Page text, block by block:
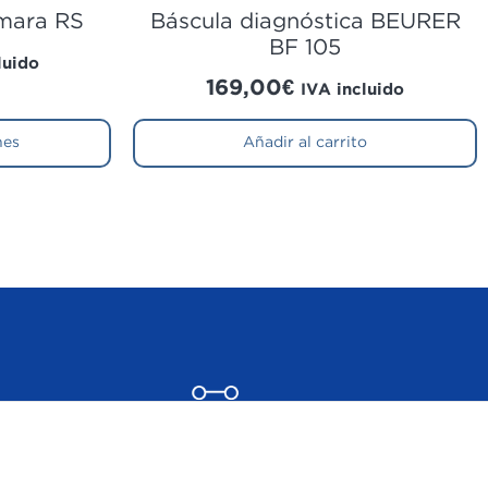
RS
Báscula diagnóstica BEURER
BF 105
169,00€ IVA incluido
Añadir al carrito